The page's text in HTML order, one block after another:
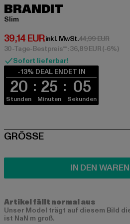
BRANDIT
Slim
39,14 EUR
Derzeitiger Preis: 39,14 EUR
inkl. MwSt.44,99 EUR
30-Tage-Bestpreis**: 36,89 EUR(-6%)
Sofort lieferbar!
-13% DEAL ENDET IN
20
Stunden
25
Minuten
04
Sekunden
SIZE
GRÖSSE
IN DEN
Artikel fällt normal aus
Unser Model trägt auf diesem Bild
ist NaN m groß.